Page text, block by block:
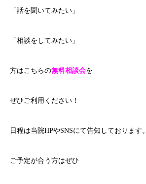
「話を聞いてみたい」
「相談をしてみたい」
方はこちらの無料相談会を
ぜひご利用ください！
日程は当院HPやSNSにて告知しております。
ご予定が合う方はぜひ